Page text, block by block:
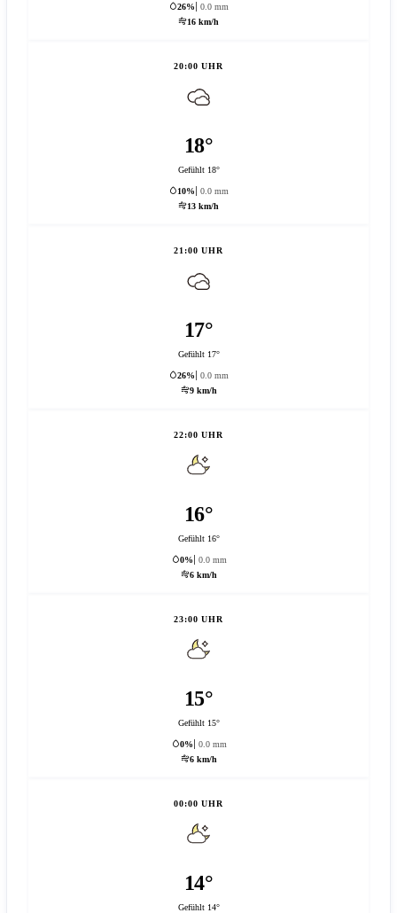
26%
0.0 mm
16 km/h
20:00 UHR
18°
Gefühlt 18°
10%
0.0 mm
13 km/h
21:00 UHR
17°
Gefühlt 17°
26%
0.0 mm
9 km/h
22:00 UHR
16°
Gefühlt 16°
0%
0.0 mm
6 km/h
23:00 UHR
15°
Gefühlt 15°
0%
0.0 mm
6 km/h
00:00 UHR
14°
Gefühlt 14°